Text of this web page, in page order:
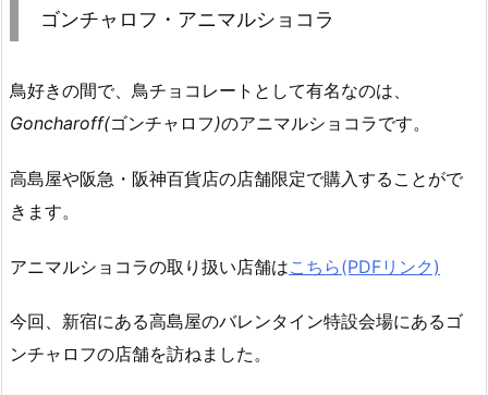
ゴンチャロフ・アニマルショコラ
鳥好きの間で、鳥チョコレートとして有名なのは、
Goncharoff(ゴンチャロフ)のアニマルショコラです。
高島屋や阪急・阪神百貨店の店舗限定で購入することがで
きます。
アニマルショコラの取り扱い店舗はこちら(PDFリンク)
今回、新宿にある高島屋のバレンタイン特設会場にあるゴ
ンチャロフの店舗を訪ねました。